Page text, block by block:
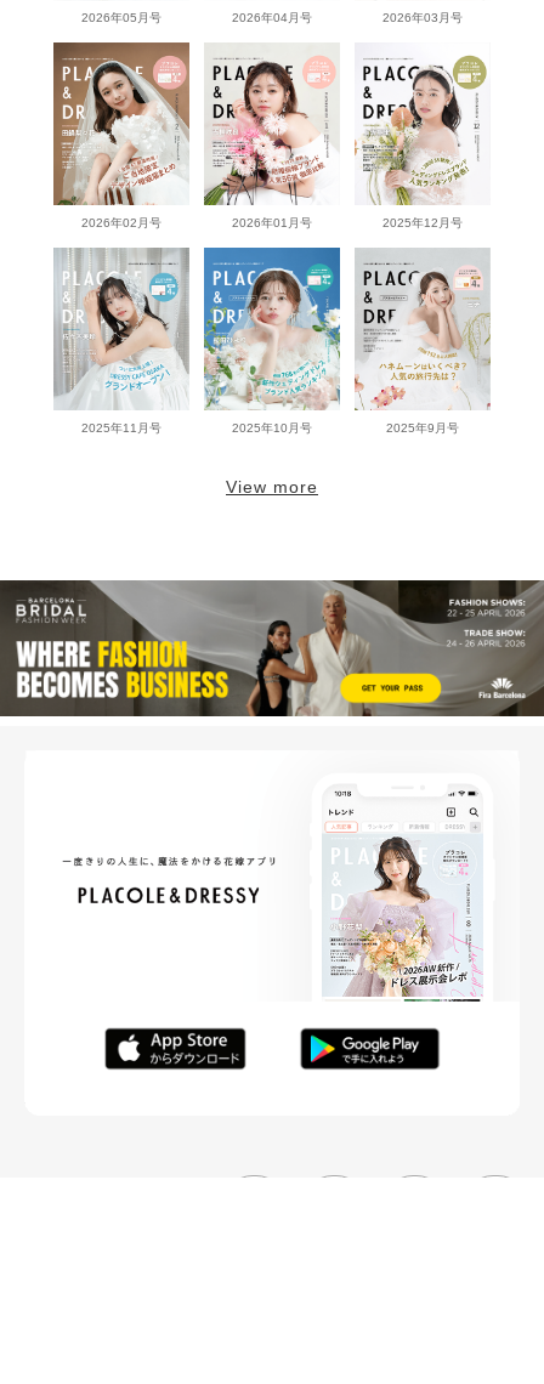
2026年05月号 2026年04月号 2026年03月号
2026年02月号 2026年01月号 2025年12月号
2025年11月号 2025年10月号 2025年9月号
View more